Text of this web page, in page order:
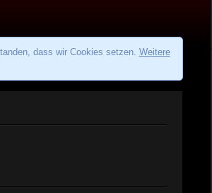
dass wir Cookies setzen. Weitere